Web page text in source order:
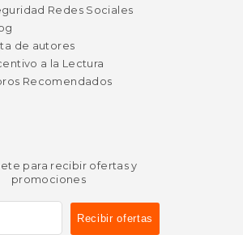
Redes Sociales
de autores
a la Lectura
Recomendados
para recibir ofertas y
promociones